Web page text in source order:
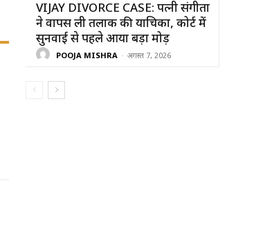
VIJAY DIVORCE CASE: पत्नी संगीता
ने वापस ली तलाक की याचिका, कोर्ट में
सुनवाई से पहले आया बड़ा मोड़
POOJA MISHRA - अगस्त 7, 2026